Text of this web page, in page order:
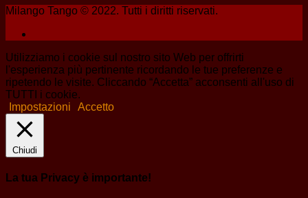
Milango Tango © 2022. Tutti i diritti riservati.
Utilizziamo i cookie sul nostro sito Web per offrirti
l'esperienza più pertinente ricordando le tue preferenze e
ripetendo le visite. Cliccando “Accetta” acconsenti all'uso di
TUTTI i cookie.
Impostazioni
Accetto
Chiudi
La tua Privacy è importante!